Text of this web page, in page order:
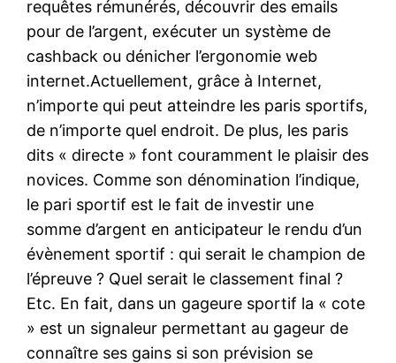
requêtes rémunérés, découvrir des emails
pour de l’argent, exécuter un système de
cashback ou dénicher l’ergonomie web
internet.Actuellement, grâce à Internet,
n’importe qui peut atteindre les paris sportifs,
de n’importe quel endroit. De plus, les paris
dits « directe » font couramment le plaisir des
novices. Comme son dénomination l’indique,
le pari sportif est le fait de investir une
somme d’argent en anticipateur le rendu d’un
évènement sportif : qui serait le champion de
l’épreuve ? Quel serait le classement final ?
Etc. En fait, dans un gageure sportif la « cote
» est un signaleur permettant au gageur de
connaître ses gains si son prévision se